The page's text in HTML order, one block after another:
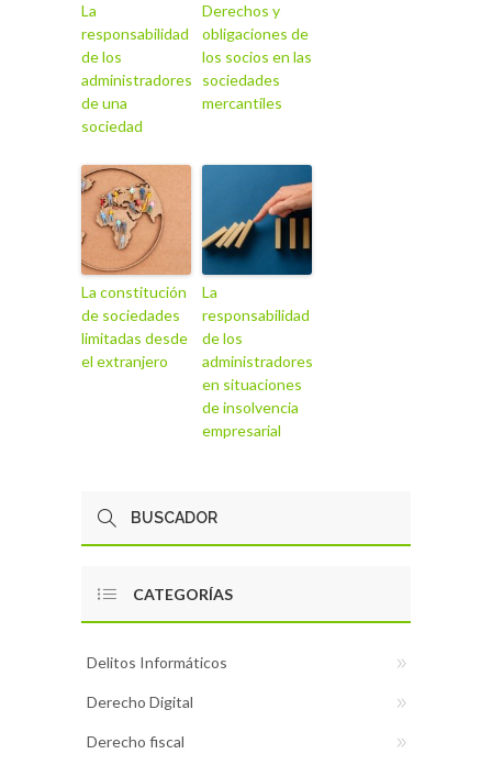
La
responsabilidad
de los
administradores
de una
sociedad
Derechos y
obligaciones de
los socios en las
sociedades
mercantiles
La constitución
de sociedades
limitadas desde
el extranjero
La
responsabilidad
de los
administradores
en situaciones
de insolvencia
empresarial
CATEGORÍAS
Delitos Informáticos
Derecho Digital
Derecho fiscal